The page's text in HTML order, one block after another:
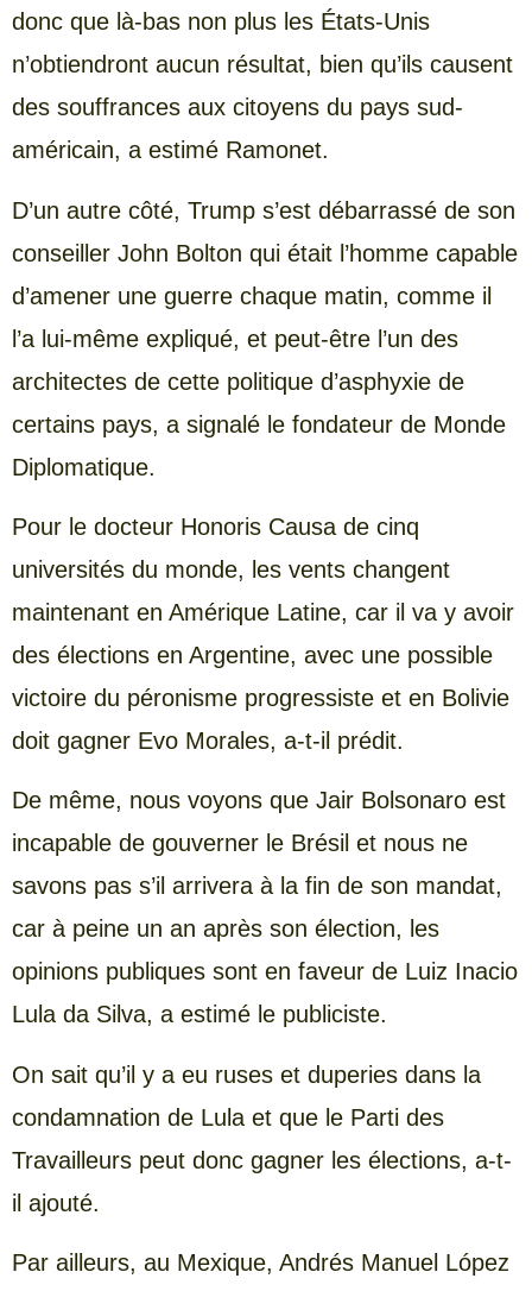
donc que là-bas non plus les États-Unis
n’obtiendront aucun résultat, bien qu’ils causent
des souffrances aux citoyens du pays sud-
américain, a estimé Ramonet.
D’un autre côté, Trump s’est débarrassé de son
conseiller John Bolton qui était l’homme capable
d’amener une guerre chaque matin, comme il
l’a lui-même expliqué, et peut-être l’un des
architectes de cette politique d’asphyxie de
certains pays, a signalé le fondateur de Monde
Diplomatique.
Pour le docteur Honoris Causa de cinq
universités du monde, les vents changent
maintenant en Amérique Latine, car il va y avoir
des élections en Argentine, avec une possible
victoire du péronisme progressiste et en Bolivie
doit gagner Evo Morales, a-t-il prédit.
De même, nous voyons que Jair Bolsonaro est
incapable de gouverner le Brésil et nous ne
savons pas s’il arrivera à la fin de son mandat,
car à peine un an après son élection, les
opinions publiques sont en faveur de Luiz Inacio
Lula da Silva, a estimé le publiciste.
On sait qu’il y a eu ruses et duperies dans la
condamnation de Lula et que le Parti des
Travailleurs peut donc gagner les élections, a-t-
il ajouté.
Par ailleurs, au Mexique, Andrés Manuel López